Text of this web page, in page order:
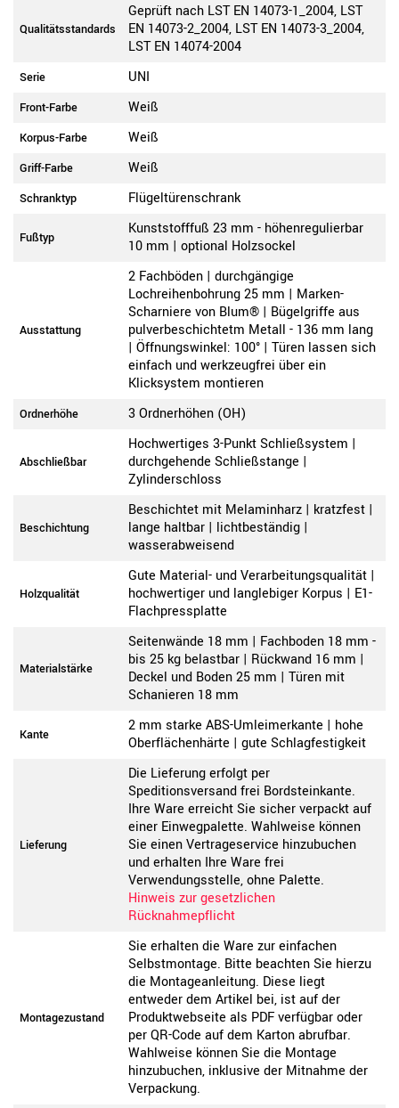
Qualitätsstandards
Geprüft nach LST EN 14073-1_2004, LST
EN 14073-2_2004, LST EN 14073-3_2004,
LST EN 14074-2004
Serie UNI
Front-Farbe Weiß
Korpus-Farbe Weiß
Griff-Farbe Weiß
Schranktyp Flügeltürenschrank
Fußtyp
Kunststofffuß 23 mm - höhenregulierbar
10 mm | optional Holzsockel
Ausstattung
2 Fachböden | durchgängige
Lochreihenbohrung 25 mm | Marken-
Scharniere von Blum® | Bügelgriffe aus
pulverbeschichtetm Metall - 136 mm lang
| Öffnungswinkel: 100° | Türen lassen sich
einfach und werkzeugfrei über ein
Klicksystem montieren
Ordnerhöhe 3 Ordnerhöhen (OH)
Abschließbar
Hochwertiges 3-Punkt Schließsystem |
durchgehende Schließstange |
Zylinderschloss
Beschichtung
Beschichtet mit Melaminharz | kratzfest |
lange haltbar | lichtbeständig |
wasserabweisend
Holzqualität
Gute Material- und Verarbeitungsqualität |
hochwertiger und langlebiger Korpus | E1-
Flachpressplatte
Materialstärke
Seitenwände 18 mm | Fachboden 18 mm -
bis 25 kg belastbar | Rückwand 16 mm |
Deckel und Boden 25 mm | Türen mit
Schanieren 18 mm
Kante
2 mm starke ABS-Umleimerkante | hohe
Oberflächenhärte | gute Schlagfestigkeit
Lieferung
Die Lieferung erfolgt per
Speditionsversand frei Bordsteinkante.
Ihre Ware erreicht Sie sicher verpackt auf
einer Einwegpalette. Wahlweise können
Sie einen Vertrageservice hinzubuchen
und erhalten Ihre Ware frei
Verwendungsstelle, ohne Palette.
Hinweis zur gesetzlichen
Rücknahmepflicht
Montagezustand
Sie erhalten die Ware zur einfachen
Selbstmontage. Bitte beachten Sie hierzu
die Montageanleitung. Diese liegt
entweder dem Artikel bei, ist auf der
Produktwebseite als PDF verfügbar oder
per QR-Code auf dem Karton abrufbar.
Wahlweise können Sie die Montage
hinzubuchen, inklusive der Mitnahme der
Verpackung.